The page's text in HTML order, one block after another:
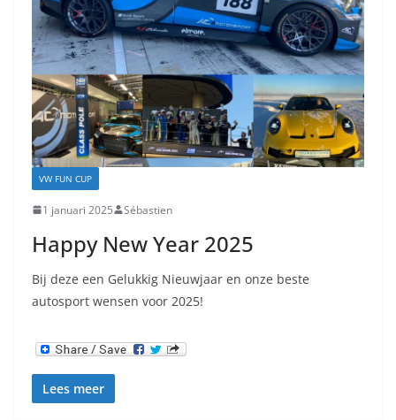
VW FUN CUP
1 januari 2025 Sébastien
Happy New Year 2025
Bij deze een Gelukkig Nieuwjaar en onze beste
autosport wensen voor 2025!
Lees meer